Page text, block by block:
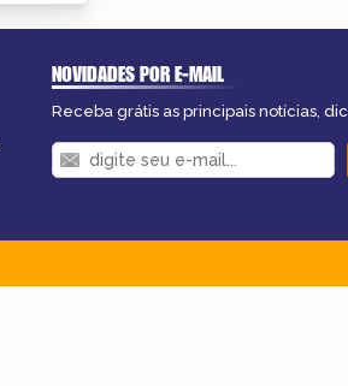
NOVIDADES POR E-MAIL
Receba grátis as principais notícias,